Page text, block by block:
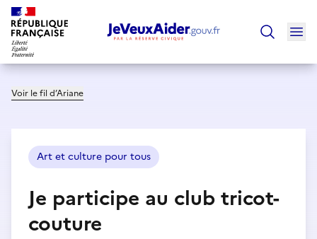
Voir le fil d’Ariane
Art et culture pour tous
Je participe au club tricot-
couture